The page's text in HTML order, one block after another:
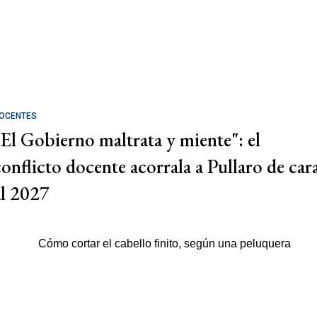
Gobierno maltrata y miente": el
docente acorrala a Pullaro de
2027